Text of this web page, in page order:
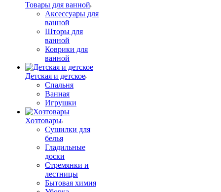
Товары для ванной
Аксессуары для
ванной
Шторы для
ванной
Коврики для
ванной
Детская и детское
Спальня
Ванная
Игрушки
Хозтовары
Сушилки для
белья
Гладильные
доски
Стремянки и
лестницы
Бытовая химия